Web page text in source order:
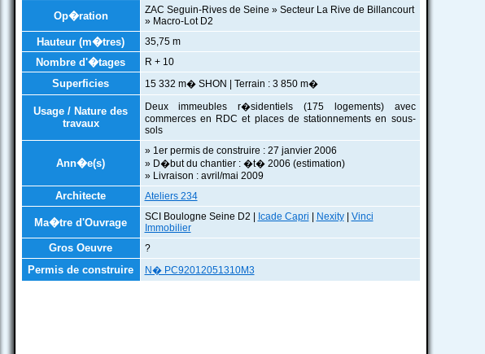
Op�ration
ZAC Seguin-Rives de Seine » Secteur La Rive de Billancourt
» Macro-Lot D2
Hauteur (m�tres) 35,75 m
Nombre d'�tages R + 10
Superficies 15 332 m� SHON | Terrain : 3 850 m�
Usage / Nature des
travaux
Deux immeubles r�sidentiels (175 logements) avec
commerces en RDC et places de stationnements en sous-
sols
Ann�e(s)
» 1er permis de construire : 27 janvier 2006
» D�but du chantier : �t� 2006 (estimation)
» Livraison : avril/mai 2009
Architecte Ateliers 234
Ma�tre d'Ouvrage SCI Boulogne Seine D2 | Icade Capri Nexity| Vinci
Immobilier
Gros Oeuvre ?
Permis de construire N� PC92012051310M3